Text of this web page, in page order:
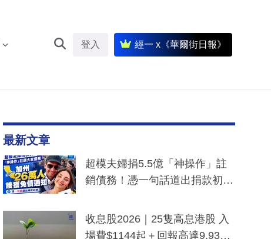
登入 經一 x《華爾街日報》
最新文章
超模夫婦捐5.5億「神操作」註
銷債務！憑一句話道出捐款初
一度被誤當詐騙手段
收息股2026｜25隻高息港股 入
場費$1144起＋回報高達9.93